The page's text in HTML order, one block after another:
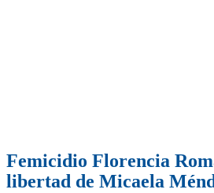
Femicidio Florencia
libertad de Micaela